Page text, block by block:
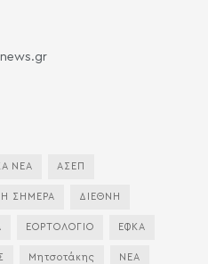
ΝΕΑ ΑΣΕΠ
ΣΗΜΕΡΑ ΔΙΕΘΝΗ
ΕΟΡΤΟΛΟΓΙΟ ΕΦΚΑ
Μητσοτάκης ΝΕΑ